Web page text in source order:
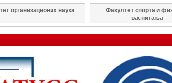
организационих наука
Факултет спорта и
васпитања